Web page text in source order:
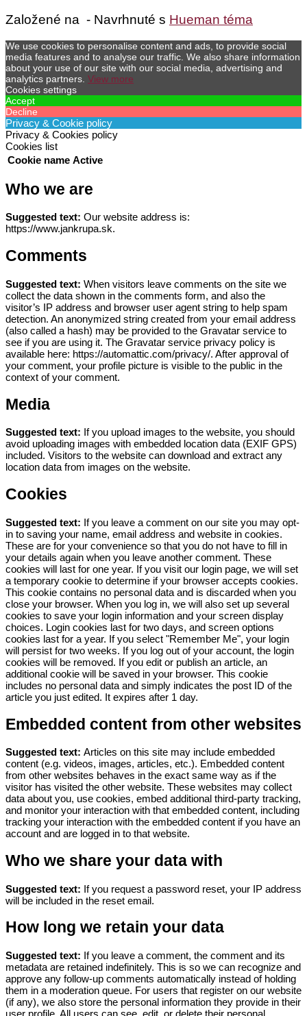
Založené na - Navrhnuté s Hueman téma
We use cookies to personalise content and ads, to provide social
media features and to analyse our traffic. We also share information
about your use of our site with our social media, advertising and
analytics partners. View more
Cookies settings
Accept
Decline
Privacy & Cookie policy
Privacy & Cookies policy
Cookies list
Cookie name Active
Who we are
Suggested text: Our website address is:
https://www.jankrupa.sk.
Comments
Suggested text: When visitors leave comments on the site we
collect the data shown in the comments form, and also the
visitor’s IP address and browser user agent string to help spam
detection. An anonymized string created from your email address
(also called a hash) may be provided to the Gravatar service to
see if you are using it. The Gravatar service privacy policy is
available here: https://automattic.com/privacy/. After approval of
your comment, your profile picture is visible to the public in the
context of your comment.
Media
Suggested text: If you upload images to the website, you should
avoid uploading images with embedded location data (EXIF GPS)
included. Visitors to the website can download and extract any
location data from images on the website.
Cookies
Suggested text: If you leave a comment on our site you may opt-
in to saving your name, email address and website in cookies.
These are for your convenience so that you do not have to fill in
your details again when you leave another comment. These
cookies will last for one year. If you visit our login page, we will set
a temporary cookie to determine if your browser accepts cookies.
This cookie contains no personal data and is discarded when you
close your browser. When you log in, we will also set up several
cookies to save your login information and your screen display
choices. Login cookies last for two days, and screen options
cookies last for a year. If you select "Remember Me", your login
will persist for two weeks. If you log out of your account, the login
cookies will be removed. If you edit or publish an article, an
additional cookie will be saved in your browser. This cookie
includes no personal data and simply indicates the post ID of the
article you just edited. It expires after 1 day.
Embedded content from other websites
Suggested text: Articles on this site may include embedded
content (e.g. videos, images, articles, etc.). Embedded content
from other websites behaves in the exact same way as if the
visitor has visited the other website. These websites may collect
data about you, use cookies, embed additional third-party tracking,
and monitor your interaction with that embedded content, including
tracking your interaction with the embedded content if you have an
account and are logged in to that website.
Who we share your data with
Suggested text: If you request a password reset, your IP address
will be included in the reset email.
How long we retain your data
Suggested text: If you leave a comment, the comment and its
metadata are retained indefinitely. This is so we can recognize and
approve any follow-up comments automatically instead of holding
them in a moderation queue. For users that register on our website
(if any), we also store the personal information they provide in their
user profile. All users can see, edit, or delete their personal